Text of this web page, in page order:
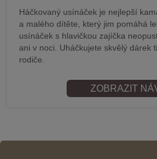
Háčkovaný usínáček je nejlepší
a malého dítěte, který jim pomáhá
usínáček s hlavičkou zajíčka
ani v noci. Uháčkujete skvělý dárek
rodiče.
ZOBRAZIT